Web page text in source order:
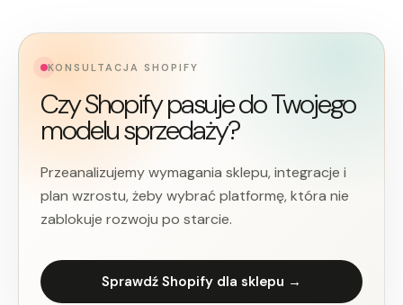
KONSULTACJA SHOPIFY
Czy Shopify pasuje do Twojego
modelu sprzedaży?
Przeanalizujemy wymagania sklepu, integracje i
plan wzrostu, żeby wybrać platformę, która nie
zablokuje rozwoju po starcie.
Sprawdź Shopify dla sklepu →